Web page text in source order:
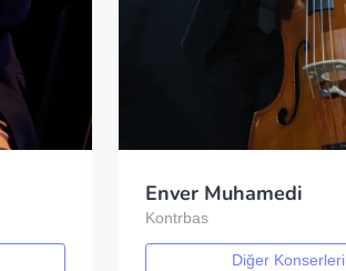
Enver Muhamedi
Kontrbas
Diğer Konserleri